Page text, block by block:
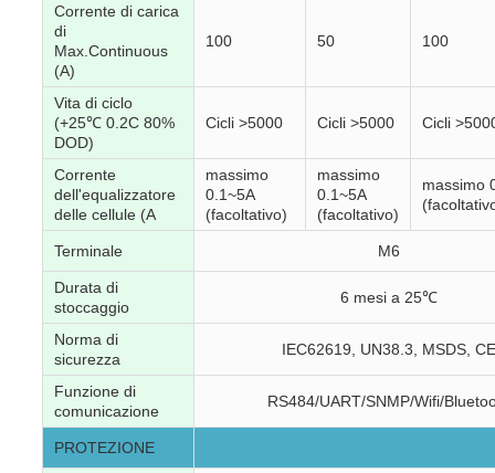
Corrente di carica
di
Max.Continuous
(A)
100 50 100
Vita di ciclo
(+25℃ 0.2C 80%
DOD)
Cicli >5000 Cicli >5000 Cicli
Corrente
dell'equalizzatore
delle cellule (A
massimo
0.1~5A
(facoltativo)
massimo
0.1~5A
(facoltativo)
massimo
Terminale M6
Durata di
stoccaggio
6 mesi a 25℃
Norma di
sicurezza
IEC62619, UN38.3, MSDS,
Funzione di
comunicazione
RS484/UART/SNMP/Wifi/
PROTEZIONE